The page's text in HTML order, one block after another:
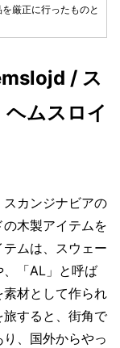
厳正に行ったものと
/ ス
ムスロイ
カンジナビアの
木製アイテムを
ムは、スウェー
「AL」と呼ば
材として作られ
すると、街角で
、国外からやっ